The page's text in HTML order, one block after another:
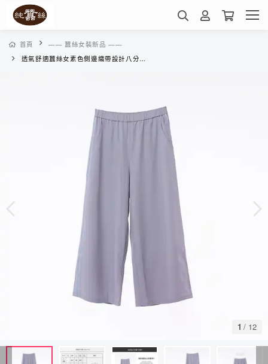
首頁
—— 蠶絲女裝新品 ——
透氣舒適蠶絲女素色側邊織帶設計八分寬褲-XWP5CR0666(鉑銀灰)
1 / 12